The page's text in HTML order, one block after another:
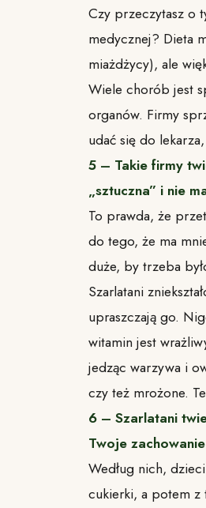
Czy przeczytasz o
medycznej? Dieta
miażdżycy), ale
Wiele chorób jest
organów. Firmy
udać się do
5 – Takie firmy
„sztuczna” i nie
To prawda, że
do tego, że ma
duże, by trzeba
Szarlatani
upraszczają go.
witamin jest
jedząc warzywa i
czy też mrożone.
6 – Szarlatani
Twoje zachowanie
Według nich,
cukierki, a potem z